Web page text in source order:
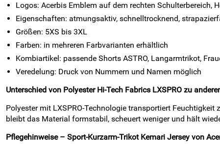
Logos: Acerbis Emblem auf dem rechten Schulterbereich,
Eigenschaften: atmungsaktiv, schnelltrocknend,
Größen: 5XS bis 3XL
Farben: in mehreren Farbvarianten erhältlich
Kombiartikel: passende Shorts ASTRO, Langarmtrikot,
Veredelung: Druck von Nummern und Namen möglich
Unterschied von Polyester Hi-Tech Fabrics LXSPRO zu
Polyester mit LXSPRO-Technologie transportiert
bleibt das Material formstabil, scheuert weniger und hält
Pflegehinweise – Sport-Kurzarm-Trikot Kemari Jersey von